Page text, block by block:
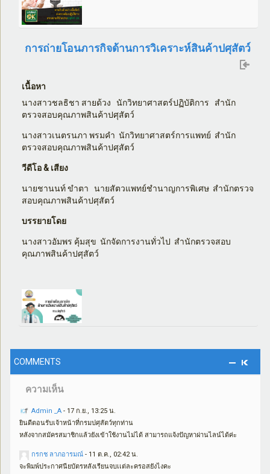
การถ่ายโอนภารกิจด้านการวิเคราะห์สินค้าปศุสัตว์
เนื้อหา
นางสาวชลธิชา สายด้วง นักวิทยาศาสตร์ปฏิบัติการ สำนัก
ตรวจสอบคุณภาพสินค้าปศุสัตว์
นางสาวเนตรนภา พรมคำ นักวิทยาศาสตร์การแพทย์ สำนัก
ตรวจสอบคุณภาพสินค้าปศุสัตว์
วีดีโอ & เสียง
นายชานนท์ ขำตา นายสัตวแพทย์ชำนาญการพิเศษ สำนักตรวจ
สอบคุณภาพสินค้าปศุสัตว์
บรรยายโดย
นางสาวอัมพร คุ้มสุข นักจัดการงานทั่วไป สำนักตรวจสอบ
คุณภาพสินค้าปศุสัตว์
COMMENTS
ความเห็น
Admin _A - 17 ก.ย., 13:25 น.
ยินดีตอนรับเจ้าหน้าที่กรมปศุสัตว์ทุกท่าน
หลังจากสมัครสมาชิกแล้วยังเข้าใช้งานไม่ได้ สามารถแจ้งปัญหาผ่านไลน์ได้ค่ะ
กรกช ลาภอารมณ์ - 11 ต.ค., 02:42 น.
จะพิมพ์ประกาศนียบัตรหลังเรียนจบเเต่ละครอสยังไงคะ